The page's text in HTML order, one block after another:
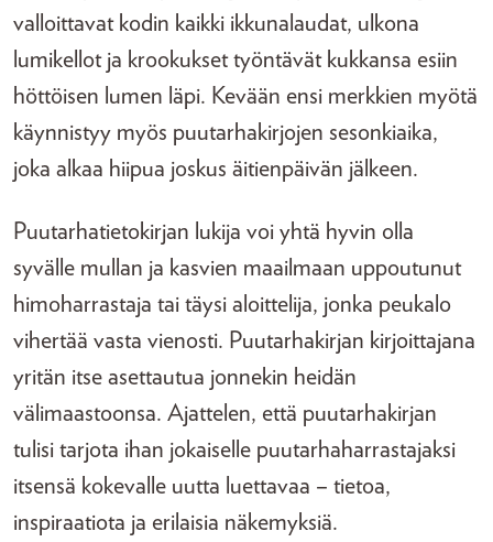
valloittavat kodin kaikki ikkunalaudat, ulkona
lumikellot ja krookukset työntävät kukkansa esiin
höttöisen lumen läpi. Kevään ensi merkkien myötä
käynnistyy myös puutarhakirjojen sesonkiaika,
joka alkaa hiipua joskus äitienpäivän jälkeen.
Puutarhatietokirjan lukija voi yhtä hyvin olla
syvälle mullan ja kasvien maailmaan uppoutunut
himoharrastaja tai täysi aloittelija, jonka peukalo
vihertää vasta vienosti. Puutarhakirjan kirjoittajana
yritän itse asettautua jonnekin heidän
välimaastoonsa. Ajattelen, että puutarhakirjan
tulisi tarjota ihan jokaiselle puutarhaharrastajaksi
itsensä kokevalle uutta luettavaa – tietoa,
inspiraatiota ja erilaisia näkemyksiä.